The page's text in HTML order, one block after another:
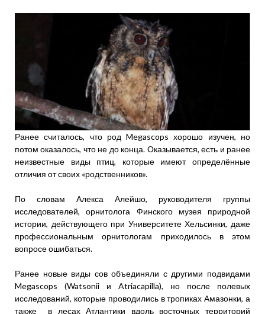
Ранее считалось, что род Megascops хорошо изучен, но
потом оказалось, что не до конца. Оказывается, есть и ранее
неизвестные виды птиц, которые имеют определённые
отличия от своих «родственников».
По словам Алекса Алейшо, руководителя группы
исследователей, орнитолога Финского музея природной
истории, действующего при Университете Хельсинки, даже
профессиональным орнитологам приходилось в этом
вопросе ошибаться.
Ранее новые виды сов объединяли с другими подвидами
Megascops (Watsonii и Atriacapilla), но после полевых
исследований, которые проводились в тропиках Амазонки, а
также в лесах Атлантики вдоль восточных территорий